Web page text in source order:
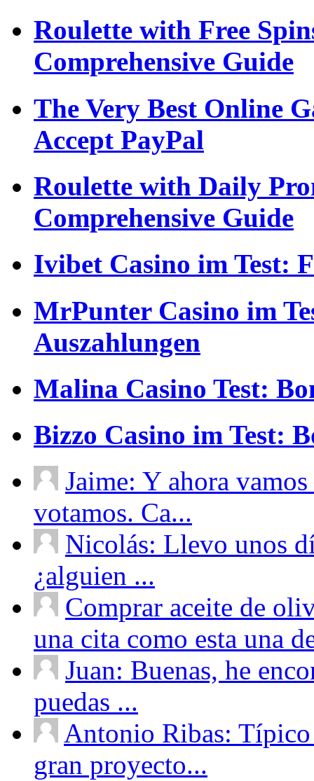
Roulette with Free
Comprehensive Guide
The Very Best Online
Accept PayPal
Roulette with Daily
Comprehensive Guide
Ivibet Casino im Test:
MrPunter Casino im
Auszahlungen
Malina Casino Test:
Bizzo Casino im Test:
Jaime: Y ahora
votamos. Ca...
Nicolás: Llevo unos
¿alguien ...
Comprar aceite de
una cita como esta una
Juan: Buenas, he
puedas ...
Antonio Ribas: Típico
gran proyecto...